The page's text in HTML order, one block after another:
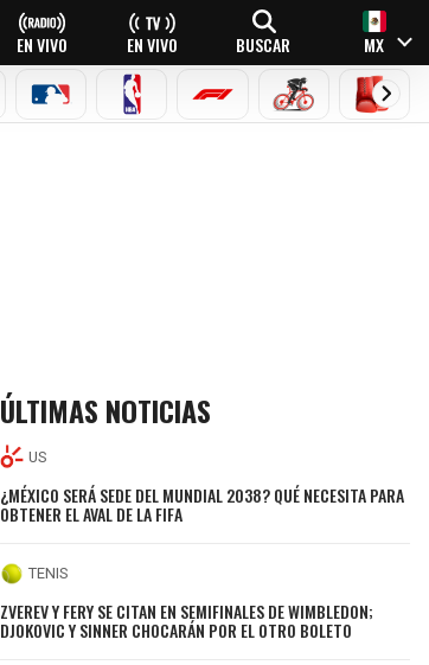
EN VIVO EN VIVO BUSCAR MX
MLB NBA FÓRMULA 1CICLISMOBOXEO
ÚLTIMAS NOTICIAS
US
¿MÉXICO SERÁ SEDE DEL MUNDIAL 2038? QUÉ NECESITA PARA
OBTENER EL AVAL DE LA FIFA
TENIS
ZVEREV Y FERY SE CITAN EN SEMIFINALES DE WIMBLEDON;
DJOKOVIC Y SINNER CHOCARÁN POR EL OTRO BOLETO